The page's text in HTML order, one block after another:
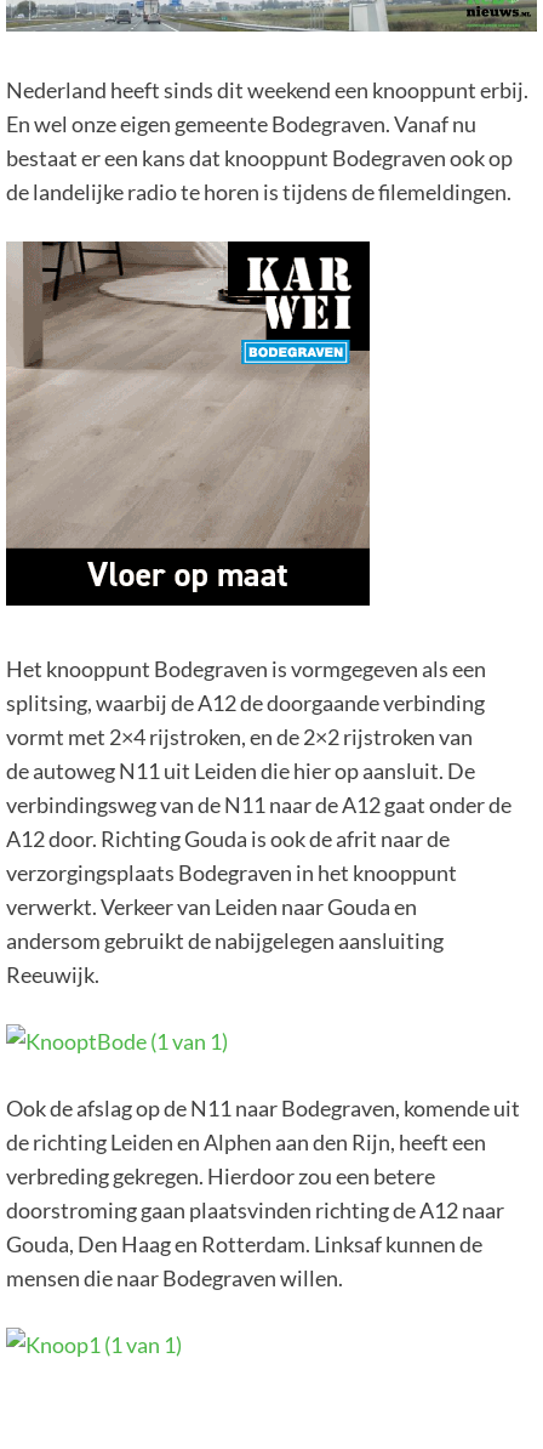
Nederland heeft sinds dit weekend een knooppunt erbij.
En wel onze eigen gemeente Bodegraven. Vanaf nu
bestaat er een kans dat knooppunt Bodegraven ook op
de landelijke radio te horen is tijdens de filemeldingen.
Het knooppunt Bodegraven is vormgegeven als een
splitsing, waarbij de A12 de doorgaande verbinding
vormt met 2×4 rijstroken, en de 2×2 rijstroken van
de autoweg N11 uit Leiden die hier op aansluit. De
verbindingsweg van de N11 naar de A12 gaat onder de
A12 door. Richting Gouda is ook de afrit naar de
verzorgingsplaats Bodegraven in het knooppunt
verwerkt. Verkeer van Leiden naar Gouda en
andersom gebruikt de nabijgelegen aansluiting
Reeuwijk.
Ook de afslag op de N11 naar Bodegraven, komende uit
de richting Leiden en Alphen aan den Rijn, heeft een
verbreding gekregen. Hierdoor zou een betere
doorstroming gaan plaatsvinden richting de A12 naar
Gouda, Den Haag en Rotterdam. Linksaf kunnen de
mensen die naar Bodegraven willen.